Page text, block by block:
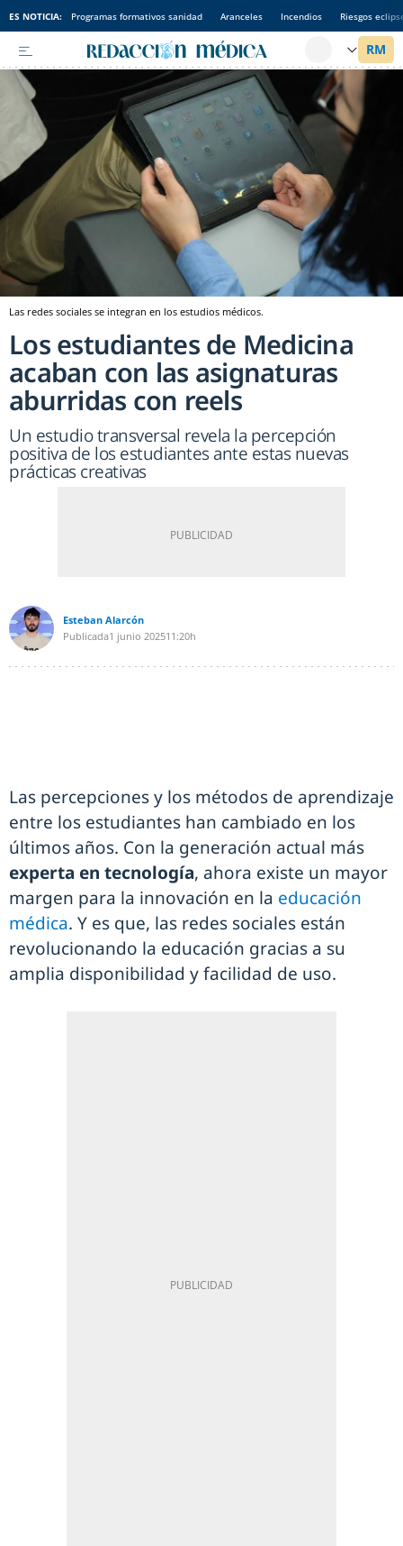
ES NOTICIA: Programas formativos sanidad Aranceles Incendios Riesgos
Las redes sociales se integran en los estudios médicos.
Los estudiantes de Medicina
acaban con las asignaturas
aburridas con reels
Un estudio transversal revela la percepción
positiva de los estudiantes ante estas nuevas
prácticas creativas
Esteban Alarcón
Publicada1 junio 202511:20h
Las percepciones y los métodos de aprendizaje
entre los estudiantes han cambiado en los
últimos años. Con la generación actual más
experta en tecnología, ahora existe un mayor
margen para la innovación en la educación
médica. Y es que, las redes sociales están
revolucionando la educación gracias a su
amplia disponibilidad y facilidad de uso.